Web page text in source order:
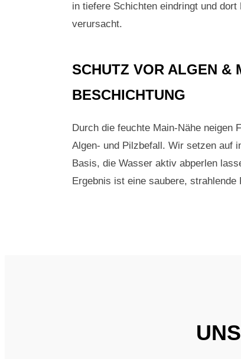
in tiefere Schichten eindringt und
verursacht.
SCHUTZ VOR ALGEN &
BESCHICHTUNG
Durch die feuchte Main-Nähe neigen
Algen- und Pilzbefall. Wir setzen auf
Basis, die Wasser aktiv abperlen
Ergebnis ist eine saubere,